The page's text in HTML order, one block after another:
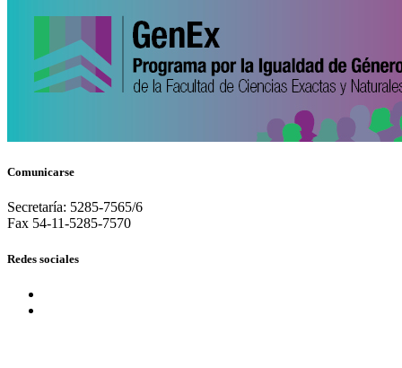
Comunicarse
Secretaría: 5285-7565/6
Fax 54-11-5285-7570
Redes sociales